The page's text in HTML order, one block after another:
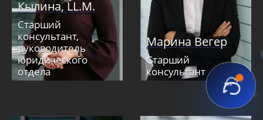
Кылина, LL.M.
Старший
консультант,
руководитель
юридического
отдела
Марина Вегер
Старший
консультант